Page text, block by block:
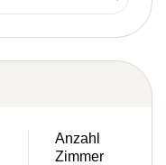
Anzahl
Zimmer